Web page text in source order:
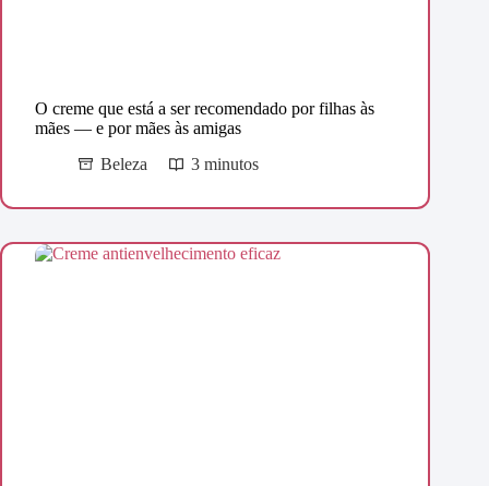
O creme que está a ser recomendado por filhas às
mães — e por mães às amigas
Beleza
3 minutos